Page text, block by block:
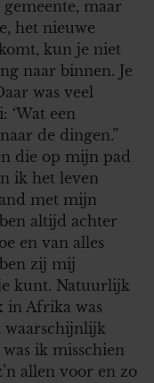
maar
het nieuwe
kun je niet
naar binnen. Je
was veel
‘Wat een
de dingen.”
die op mijn pad
ik het leven
met mijn
altijd achter
en van alles
zij mij
kunt. Natuurlijk
in Afrika was
waarschijnlijk
ik misschien
allen voor en zo